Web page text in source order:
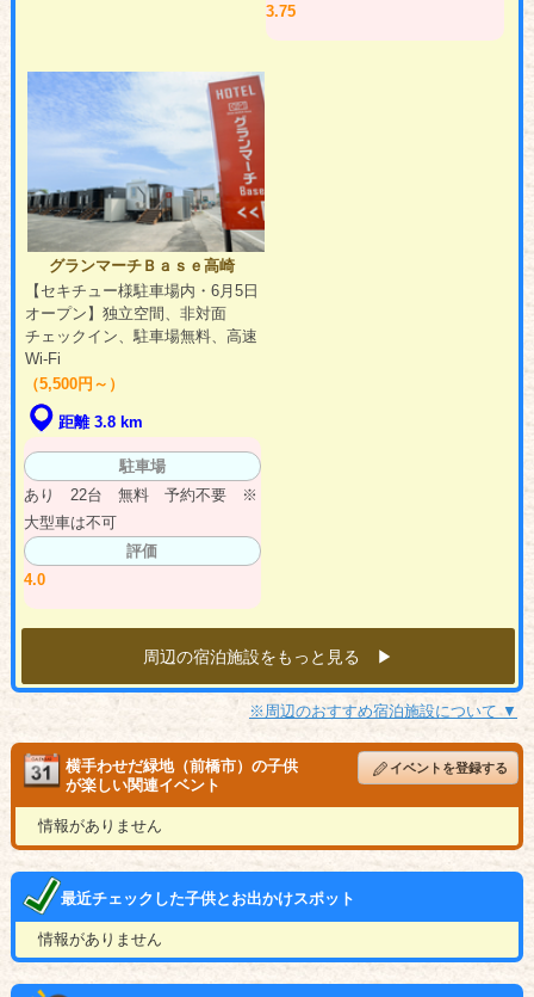
3.75
グランマーチＢａｓｅ高崎
【セキチュー様駐車場内・6月5日
オープン】独立空間、非対面
チェックイン、駐車場無料、高速
Wi-Fi
（5,500円～）
距離 3.8 km
駐車場
あり 22台 無料 予約不要 ※
大型車は不可
評価
4.0
周辺の宿泊施設をもっと見る ▶︎
※周辺のおすすめ宿泊施設について ▼
横手わせだ緑地（前橋市）の子供
が楽しい関連イベント
イベントを登録する
情報がありません
最近チェックした子供とお出かけスポット
情報がありません